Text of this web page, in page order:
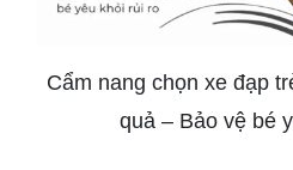
Cẩm nang chọn xe đạp
quả – Bảo vệ bé